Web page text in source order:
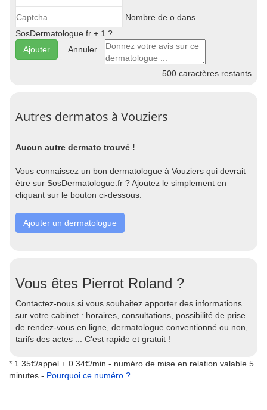
Nombre de o dans
SosDermatologue.fr + 1 ?
Annuler
500 caractères restants
Autres dermatos à Vouziers
Aucun autre dermato trouvé !
Vous connaissez un bon dermatologue à Vouziers qui devrait
être sur SosDermatologue.fr ? Ajoutez le simplement en
cliquant sur le bouton ci-dessous.
Ajouter un dermatologue
Vous êtes Pierrot Roland ?
Contactez-nous si vous souhaitez apporter des informations
sur votre cabinet : horaires, consultations, possibilité de prise
de rendez-vous en ligne, dermatologue conventionné ou non,
tarifs des actes ... C'est rapide et gratuit !
* 1.35€/appel + 0.34€/min - numéro de mise en relation valable 5
minutes - Pourquoi ce numéro ?